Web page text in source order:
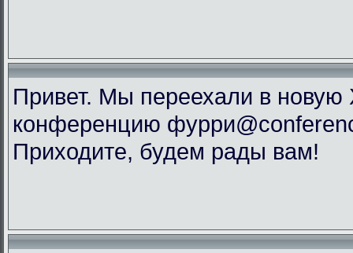
Привет. Мы переехали в новую
конференцию
Приходите, будем рады вам!